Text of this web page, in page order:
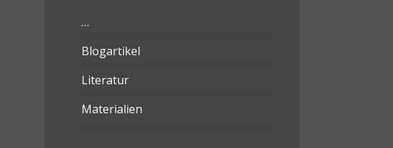
…
Blogartikel
Literatur
Materialien